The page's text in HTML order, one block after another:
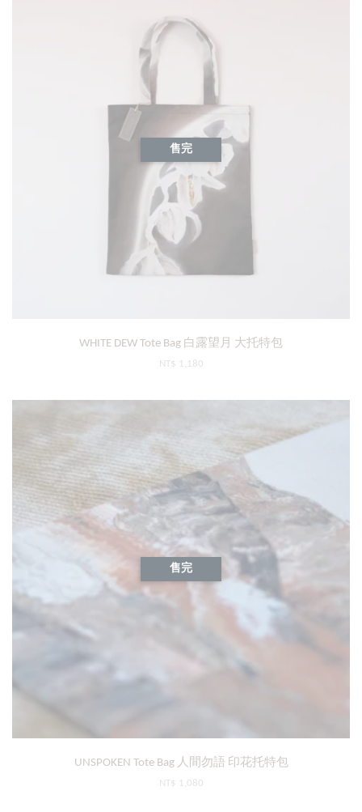
售完
WHITE DEW Tote Bag 白露望月 大托特包
NT$ 1,180
售完
UNSPOKEN Tote Bag 人間勿語 印花托特包
NT$ 1,080